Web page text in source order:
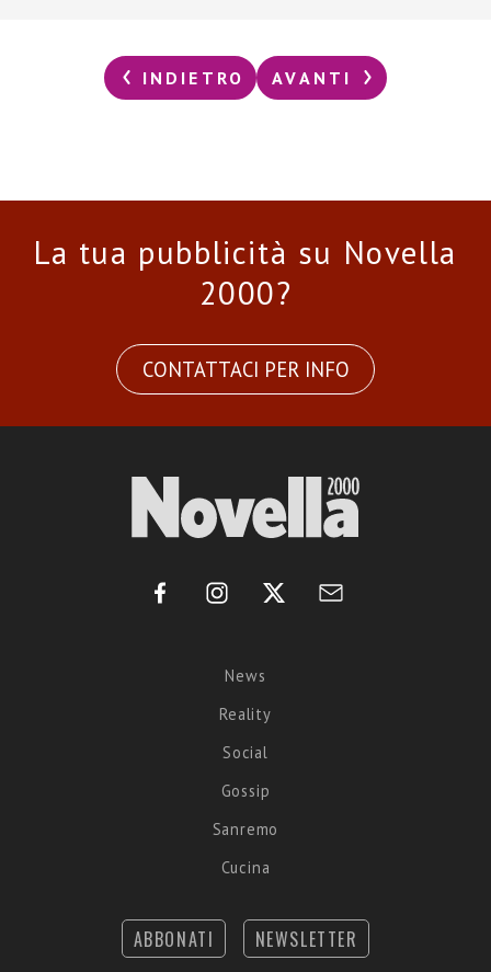
INDIETRO AVANTI
La tua pubblicità su Novella
2000?
CONTATTACI PER INFO
News
Reality
Social
Gossip
Sanremo
Cucina
ABBONATI NEWSLETTER